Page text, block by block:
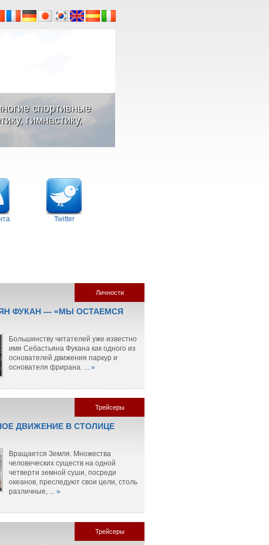
спортивные
гимнастику,
Twitter
Личности
ФУКАН — «МЫ ОСТАЕМСЯ
Большинству читателей уже известно
имя Себастьяна Фукана как одного из
основателей движения паркур и
основателя фрирана. ... »
Трейсеры
ДВИЖЕНИЕ В СТОЛИЦЕ
Вращается Земля. Множества
человеческих существ на одной
четверти земной суши, посреди
океанов, преследуют свои цели, столь
различные, ... »
Трейсеры